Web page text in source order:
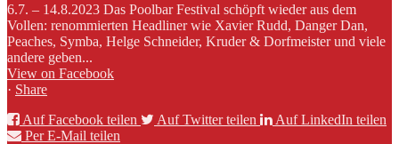
6.7. – 14.8.2023 Das Poolbar Festival schöpft wieder aus dem
Vollen: renommierten Headliner wie Xavier Rudd, Danger Dan,
Peaches, Symba, Helge Schneider, Kruder & Dorfmeister und viele
andere geben...
View on Facebook
· Share
Auf Facebook teilen
Auf Twitter teilen
Auf LinkedIn teilen
Per E-Mail teilen